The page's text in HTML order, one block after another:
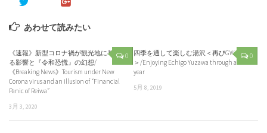
あわせて読みたい
0
《速報》新型コロナ禍が観光地に与え
る影響と『令和恐慌』の幻想/
《Breaking News》Tourism under New
Corona virus and an illusion of “Financial
Panic of Reiwa”
3月 3, 2020
0
四季を通して楽しむ湯沢＜再びGW
＞/Enjoying Echigo Yuzawa through a
year
5月 8, 2019